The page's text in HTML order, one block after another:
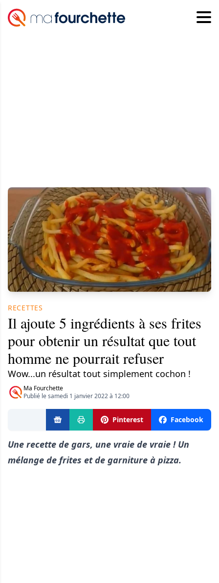
RECETTES
Il ajoute 5 ingrédients à ses frites
pour obtenir un résultat que tout
homme ne pourrait refuser
Wow...un résultat tout simplement cochon !
Ma Fourchette
Publié le samedi 1 janvier 2022 à 12:00
Pinterest Facebook
Une recette de gars, une vraie de vraie ! Un
mélange de frites et de garniture à pizza.